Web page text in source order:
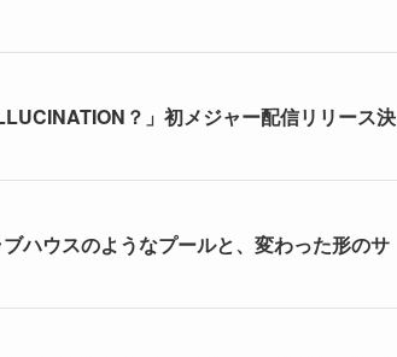
？」初メジャー配信リリース決
ハウスのようなプールと、変わった形のサ